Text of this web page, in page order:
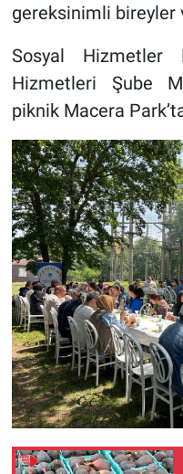
gereksinimli bireyler
Sosyal Hizmetler
Hizmetleri Şube
piknik Macera